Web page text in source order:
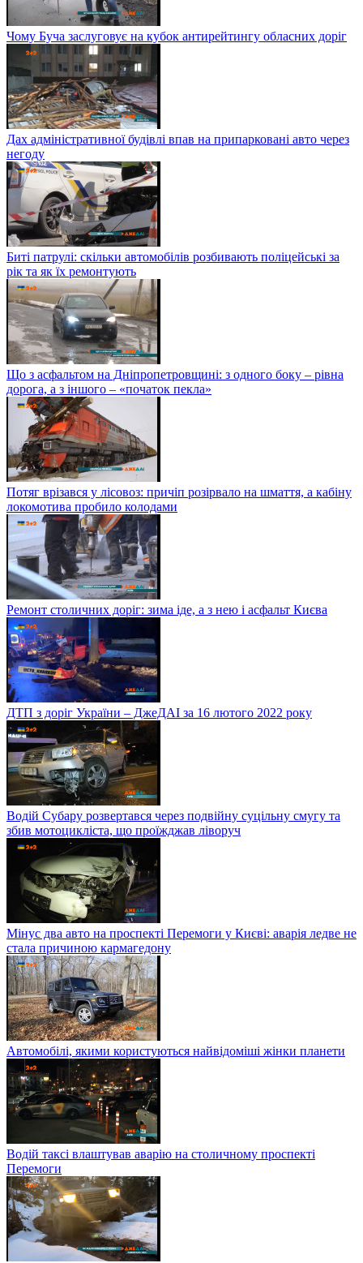
Чому Буча заслуговує на кубок антирейтингу обласних доріг
Дах адміністративної будівлі впав на припарковані авто через
негоду
Биті патрулі: скільки автомобілів розбивають поліцейські за
рік та як їх ремонтують
Що з асфальтом на Дніпропетровщині: з одного боку – рівна
дорога, а з іншого – «початок пекла»
Потяг врізався у лісовоз: причіп розірвало на шмаття, а кабіну
локомотива пробило колодами
Ремонт столичних доріг: зима іде, а з нею і асфальт Києва
ДТП з доріг України – ДжеДАІ за 16 лютого 2022 року
Водій Субару розвертався через подвійну суцільну смугу та
збив мотоцикліста, що проїжджав ліворуч
Мінус два авто на проспекті Перемоги у Києві: аварія ледве не
стала причиною кармагедону
Автомобілі, якими користуються найвідоміші жінки планети
Водій таксі влаштував аварію на столичному проспекті
Перемоги